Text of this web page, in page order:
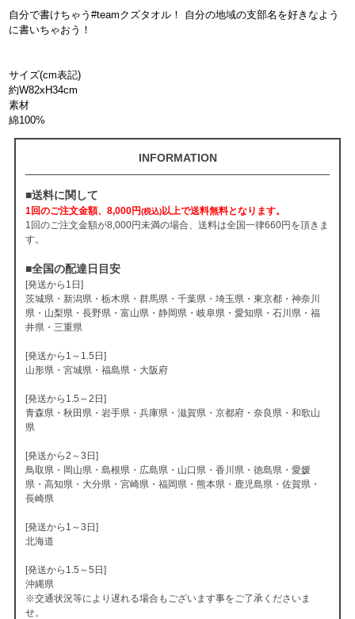
自分で書けちゃう#teamクズタオル！ 自分の地域の支部名を好きなよう
に書いちゃおう！
サイズ(cm表記)
約W82xH34cm
素材
綿100%
INFORMATION
■送料に関して
1回のご注文金額、8,000円(税込)以上で送料無料となります。
1回のご注文金額が8,000円未満の場合、送料は全国一律660円を頂きま
す。
■全国の配達日目安
[発送から1日]
茨城県・新潟県・栃木県・群馬県・千葉県・埼玉県・東京都・神奈川
県・山梨県・長野県・富山県・静岡県・岐阜県・愛知県・石川県・福
井県・三重県
[発送から1～1.5日]
山形県・宮城県・福島県・大阪府
[発送から1.5～2日]
青森県・秋田県・岩手県・兵庫県・滋賀県・京都府・奈良県・和歌山
県
[発送から2～3日]
鳥取県・岡山県・島根県・広島県・山口県・香川県・徳島県・愛媛
県・高知県・大分県・宮崎県・福岡県・熊本県・鹿児島県・佐賀県・
長崎県
[発送から1～3日]
北海道
[発送から1.5～5日]
沖縄県
※交通状況等により遅れる場合もございます事をご了承くださいま
せ。